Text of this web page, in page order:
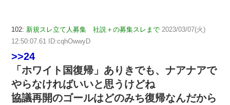
102: 新規スレ立て人募集 社説＋の募集スレまで 2023/03/07(火)
12:50:07.61 ID:cqhOwwyD
>>24
「ホワイト国復帰」ありきでも、ナアナアで
やらなければいいと思うけどね
協議再開のゴールはどのみち復帰なんだから